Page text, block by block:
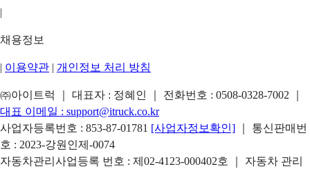
|
채용정보
| 이용약관 | 개인정보 처리 방침
㈜아이트럭 ｜ 대표자 : 정혜인 ｜ 전화번호 : 0508-0328-7002
대표 이메일 : support@itruck.co.kr
사업자등록번호 : 853-87-01781 [사업자정보확인]
｜ 통신판매번
호 : 2023-강원인제-0074
자동차관리사업등록 번호 : 제02-4123-000402호 ｜ 자동차 관리